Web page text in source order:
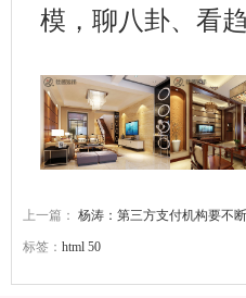
模，聊八卦、看
上一篇： 杨涛：第三方支付机构要不
标签： html 50